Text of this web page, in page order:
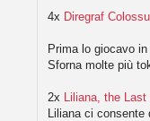
4x Diregraf
Prima lo giocavo
Sforna molte più
2x Liliana, the Last
Liliana ci